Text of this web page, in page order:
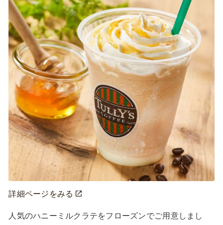
詳細ページをみる
人気のハニーミルクラテをフローズンでご用意しまし